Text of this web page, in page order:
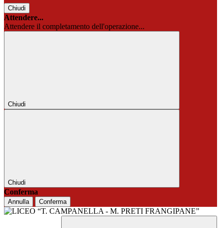
Chiudi
Attendere...
Attendere il completamento dell'operazione...
Chiudi
Chiudi
Conferma
Annulla Conferma